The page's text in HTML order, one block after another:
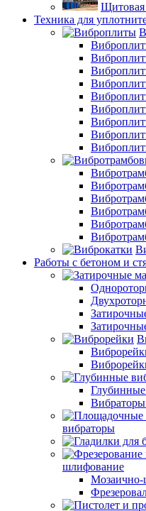
Щитовая
Техника для
Работы с бетоном и
вибраторы
шлифование